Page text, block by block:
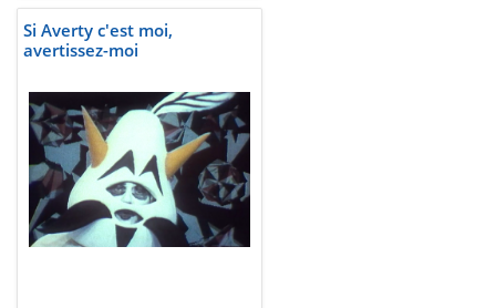
Si Averty c'est moi,
avertissez-moi